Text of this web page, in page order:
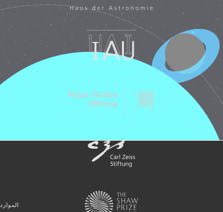
الموارد